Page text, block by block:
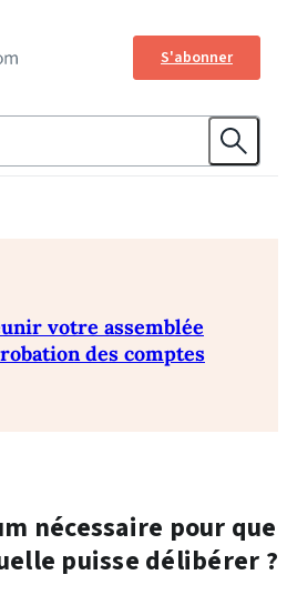
S'abonner
votre assemblée
des comptes
nécessaire pour que
puisse délibérer ?